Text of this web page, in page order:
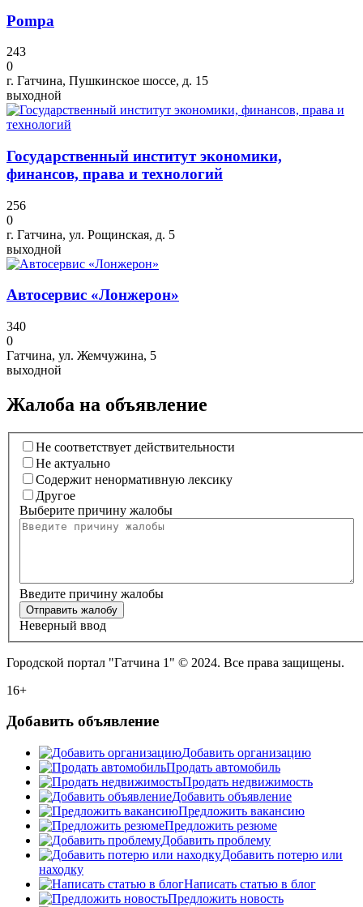
Pompa
243
0
г. Гатчина, Пушкинское шоссе, д. 15
выходной
Государственный институт экономики,
финансов, права и технологий
256
0
г. Гатчина, ул. Рощинская, д. 5
выходной
Автосервис «Лонжерон»
340
0
Гатчина, ул. Жемчужина, 5
выходной
Жалоба на объявление
Не соответствует действительности
Не актуально
Содержит ненормативную лексику
Другое
Выберите причину жалобы
Введите причину жалобы
Отправить жалобу
Неверный ввод
Городской портал "Гатчина 1" © 2024. Все права защищены.
16+
Добавить объявление
Добавить организацию
Продать автомобиль
Продать недвижимость
Добавить объявление
Предложить вакансию
Предложить резюме
Добавить проблему
Добавить потерю или
находку
Написать статью в блог
Предложить новость